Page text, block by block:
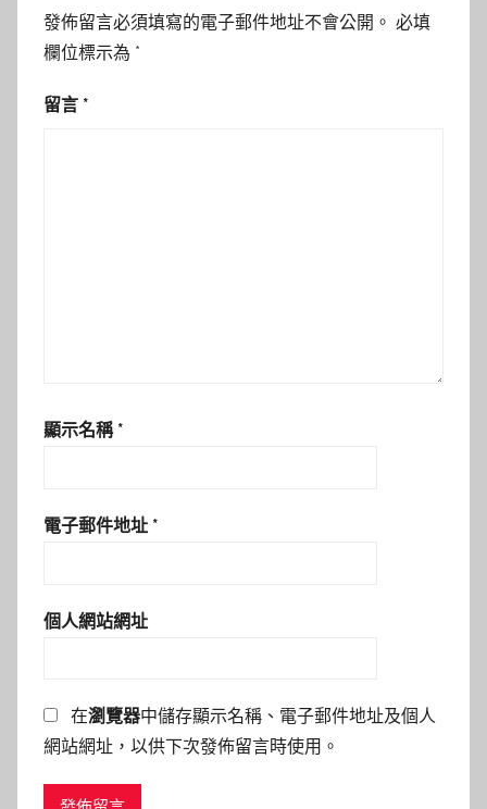
發佈留言必須填寫的電子郵件地址不會公開。 必填
欄位標示為 *
留言 *
顯示名稱 *
電子郵件地址 *
個人網站網址
在瀏覽器中儲存顯示名稱、電子郵件地址及個人
網站網址，以供下次發佈留言時使用。